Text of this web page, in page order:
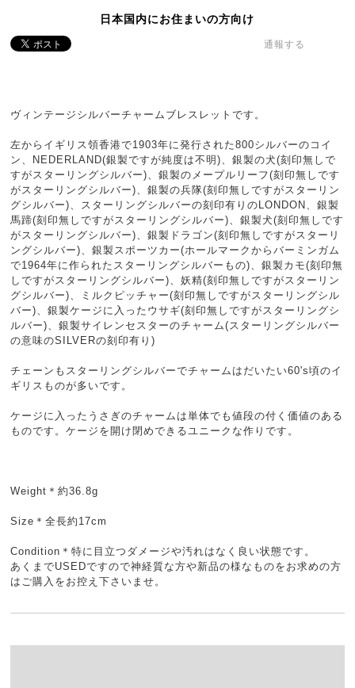
日本国内にお住まいの方向け
通報する
ヴィンテージシルバーチャームブレスレットです。
左からイギリス領香港で1903年に発行された800シルバーのコイ
ン、NEDERLAND(銀製ですが純度は不明)、銀製の犬(刻印無しで
すがスターリングシルバー)、銀製のメープルリーフ(刻印無しです
がスターリングシルバー)、銀製の兵隊(刻印無しですがスターリン
グシルバー)、スターリングシルバーの刻印有りのLONDON、銀製
馬蹄(刻印無しですがスターリングシルバー)、銀製犬(刻印無しです
がスターリングシルバー)、銀製ドラゴン(刻印無しですがスターリ
ングシルバー)、銀製スポーツカー(ホールマークからバーミンガム
で1964年に作られたスターリングシルバーもの)、銀製カモ(刻印無
しですがスターリングシルバー)、妖精(刻印無しですがスターリン
グシルバー)、ミルクピッチャー(刻印無しですがスターリングシル
バー)、銀製ケージに入ったウサギ(刻印無しですがスターリングシ
ルバー)、銀製サイレンセスターのチャーム(スターリングシルバー
の意味のSILVERの刻印有り)
チェーンもスターリングシルバーでチャームはだいたい60's頃のイ
ギリスものが多いです。
ケージに入ったうさぎのチャームは単体でも値段の付く価値のある
ものです。ケージを開け閉めできるユニークな作りです。
Weight＊約36.8g
Size＊全長約17cm
Condition＊特に目立つダメージや汚れはなく良い状態です。
あくまでUSEDですので神経質な方や新品の様なものをお求めの方
はご購入をお控え下さいませ。